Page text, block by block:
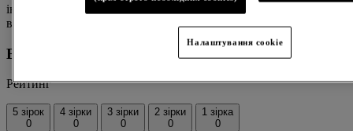
інгредієнтів на упаковці, щоб переконатися, що інгредієнти
відповідають вашим особистим вимогам.
Відгуки
Рейтинг
5 зірок
0
4 зірки
0
3 зірки
0
2 зірки
0
1 зірка
0
Налаштування cookie